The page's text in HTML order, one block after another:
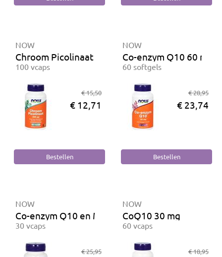
NOW
Chroom Picolinaat 200 mcg
100 vcaps
€ 15,50
€ 12,71
NOW
Co-enzym Q10 60 mg
60 softgels
€ 28,95
€ 23,74
NOW
Co-enzym Q10 en Meidoorn
30 vcaps
€ 25,95
NOW
CoQ10 30 mg
60 vcaps
€ 18,95